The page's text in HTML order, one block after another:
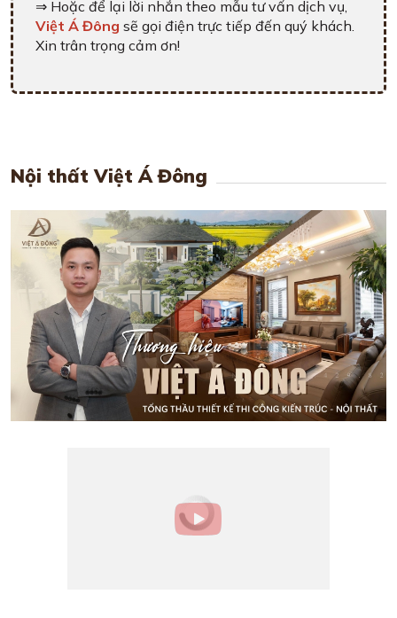
⇒ Hoặc để lại lời nhắn theo mẫu tư vấn dịch vụ,
Việt Á Đông sẽ gọi điện trực tiếp đến quý khách.
Xin trân trọng cảm ơn!
Nội thất Việt Á Đông